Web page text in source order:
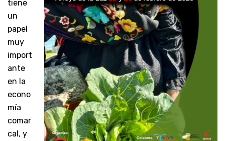
tiene
un
papel
muy
import
ante
en la
econo
mía
comar
cal, y